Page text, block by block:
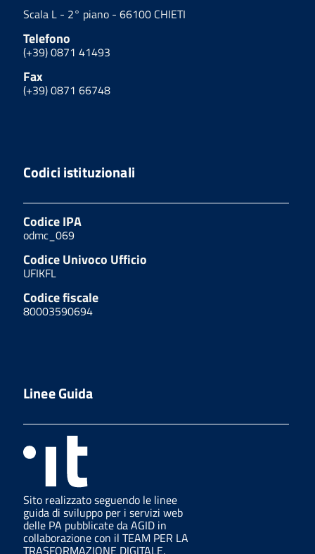
Scala L - 2° piano - 66100 CHIETI
Telefono
(+39) 0871 41493
Fax
(+39) 0871 66748
Codici istituzionali
Codice IPA
odmc_069
Codice Univoco Ufficio
UFIKFL
Codice fiscale
80003590694
Linee Guida
Sito realizzato seguendo le linee
guida di sviluppo per i servizi web
delle PA pubblicate da AGID in
collaborazione con il TEAM PER LA